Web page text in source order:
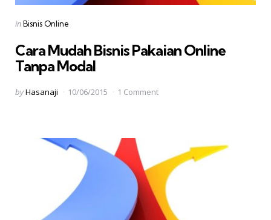
Categories
Posted
inBisnis Online
Cara Mudah Bisnis Pakaian Online
Tanpa Modal
Posted
byHasanaji 10/06/2015 1 Comment